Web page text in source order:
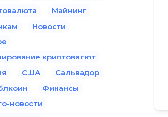
Майнинг
Новости
криптовалют
США
Сальвадор
Финансы
новости